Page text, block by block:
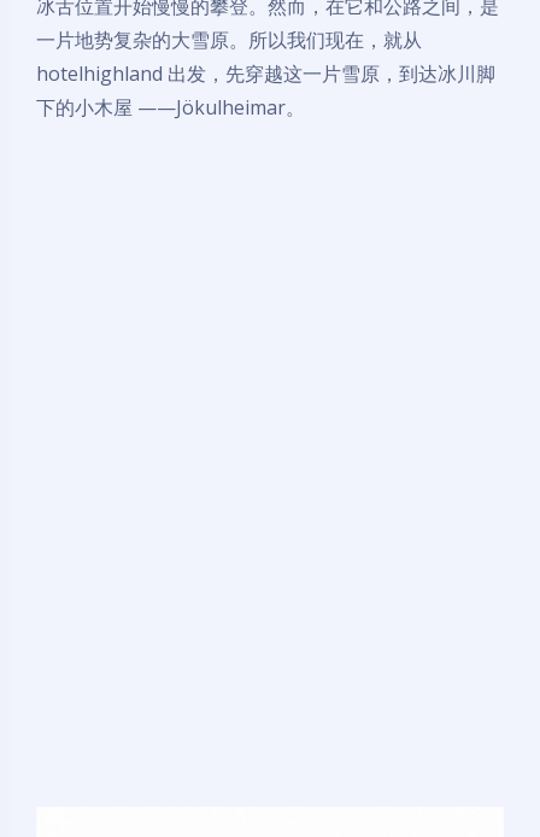
冰舌位置开始慢慢的攀登。然而，在它和公路之间，是
一片地势复杂的大雪原。所以我们现在，就从
hotelhighland 出发，先穿越这一片雪原，到达冰川脚
下的小木屋 ——Jökulheimar。